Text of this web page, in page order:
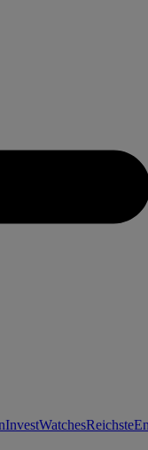
InvestWatchesReichste